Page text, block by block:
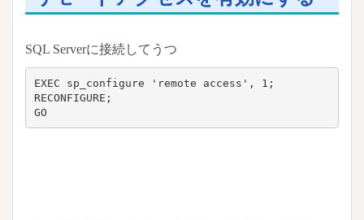
SQL Serverに接続してうつ
EXEC sp_configure 'remote access', 1;
RECONFIGURE;
GO